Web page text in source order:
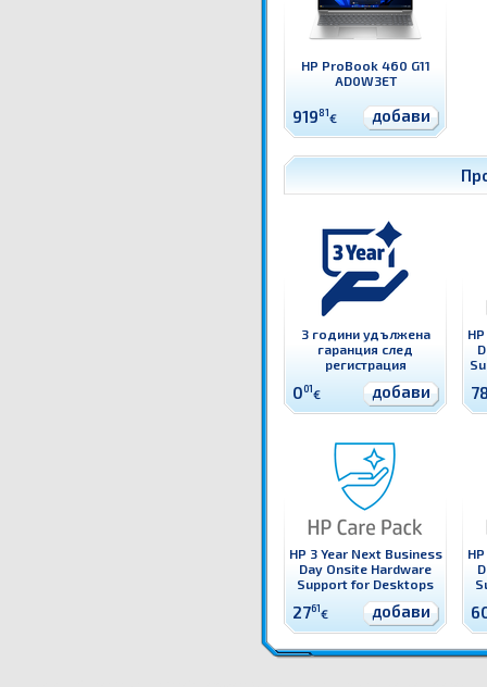
HP ProBook 460 G11
AD0W3ET
91981€ добави
3 години удължена
гаранция след
регистрация
001€ добави
HP 3 Year Next Business
Day Onsite Hardware
Support for Desktops
2761€ добави